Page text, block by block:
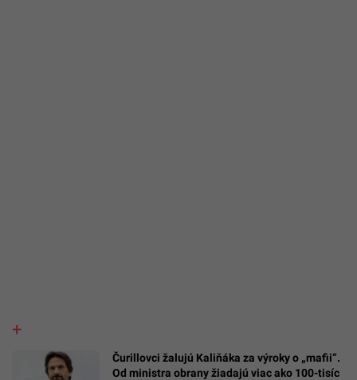
Čurillovci žalujú Kaliňáka za výroky o „mafii“.
Od ministra obrany žiadajú viac ako 100-tisíc